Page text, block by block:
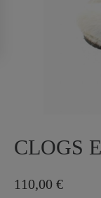
CLOGS
110,00 €